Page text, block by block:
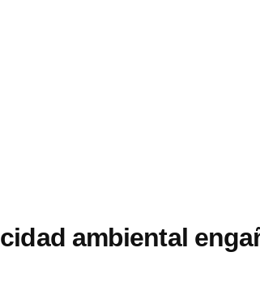
ambiental